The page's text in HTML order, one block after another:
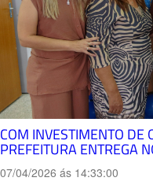
COM INVESTIMENTO DE
PREFEITURA ENTREGA
07/04/2026 ás 14:33:00